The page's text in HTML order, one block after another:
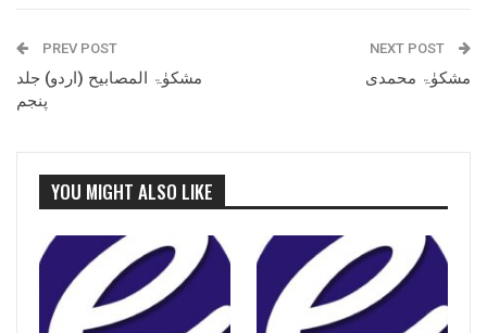
PREV POST
مشکوٰۃ المصابیح (اردو) جلد
پنجم
NEXT POST
مشکوٰۃ محمدی
YOU MIGHT ALSO LIKE